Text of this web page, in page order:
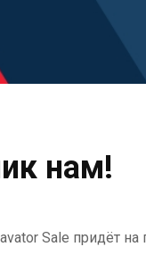
нам!
Sale придёт